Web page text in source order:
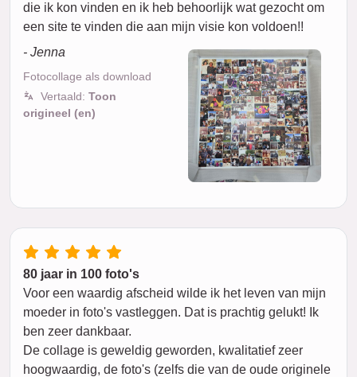
die ik kon vinden en ik heb behoorlijk wat gezocht om
een site te vinden die aan mijn visie kon voldoen!!
- Jenna
Fotocollage als download
Vertaald: Toon
origineel (en)
80 jaar in 100 foto's
Voor een waardig afscheid wilde ik het leven van mijn
moeder in foto's vastleggen. Dat is prachtig gelukt! Ik
ben zeer dankbaar.
De collage is geweldig geworden, kwalitatief zeer
hoogwaardig, de foto's (zelfs die van de oude originele